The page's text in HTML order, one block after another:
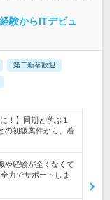
験からITデビュ
第二新卒歓迎
！】同期と学ぶ１
の初級案件から、着
や経験が全くなくて
力でサポートしま